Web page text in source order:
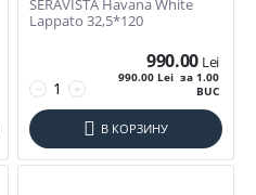
SERAVISTA Havana White
Lappato 32,5*120
+
−
990.00 Lei
990.00 Lei за 1.00
BUC
В КОРЗИНУ